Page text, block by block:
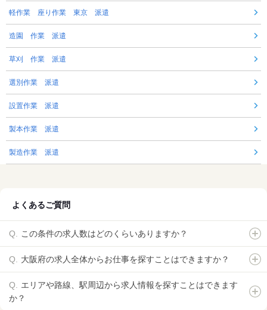
軽作業 座り作業 東京 派遣
造園 作業 派遣
草刈 作業 派遣
選別作業 派遣
設置作業 派遣
製本作業 派遣
製造作業 派遣
よくあるご質問
この条件の求人数はどのくらいありますか？
大阪府の求人全体からお仕事を探すことはできますか？
エリアや路線、駅周辺から求人情報を探すことはできます
か？